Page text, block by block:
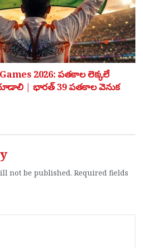
2026: పతకాల లెక్కలే
| భారత్ 39 పతకాల వెనుక
not be published. Required fields